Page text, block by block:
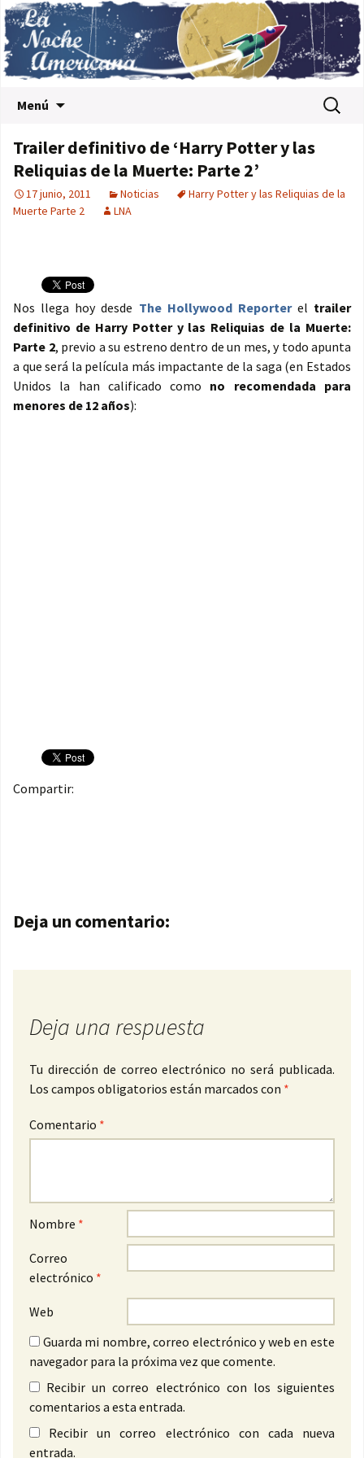
Menú Buscar:
Trailer definitivo de ‘Harry Potter y las
Reliquias de la Muerte: Parte 2’
17 junio, 2011 Noticias
Harry Potter y las Reliquias de la
Muerte Parte 2
LNA
Nos llega hoy desde The Hollywood Reporterel trailer
definitivo de Harry Potter y las Reliquias de la Muerte:
Parte 2, previo a su estreno dentro de un mes, y todo apunta
a que será la película más impactante de la saga (en Estados
Unidos la han calificado como no recomendada para
menores de 12 años):
Compartir:
Navegación de entradas
Deja un comentario:
Deja una respuesta
Tu dirección de correo electrónico no será publicada.
Los campos obligatorios están marcados con *
Comentario *
Nombre *
Correo
electrónico *
Web
Guarda mi nombre, correo electrónico y web en este
navegador para la próxima vez que comente.
Recibir un correo electrónico con los siguientes
comentarios a esta entrada.
Recibir un correo electrónico con cada nueva
entrada.